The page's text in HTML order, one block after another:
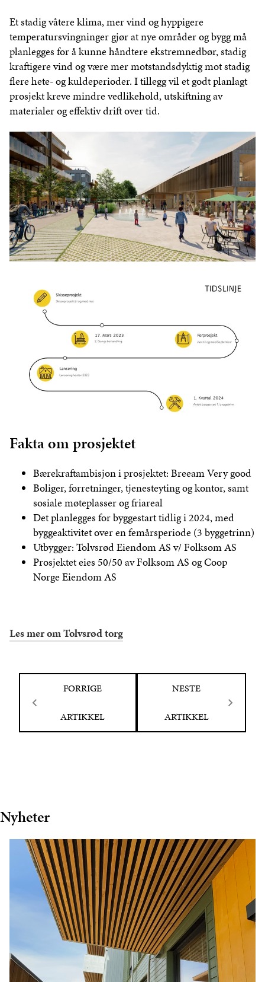
Et stadig våtere klima, mer vind og hyppigere
temperatursvingninger gjør at nye områder og bygg må
planlegges for å kunne håndtere ekstremnedbør, stadig
kraftigere vind og være mer motstandsdyktig mot stadig
flere hete- og kuldeperioder. I tillegg vil et godt planlagt
prosjekt kreve mindre vedlikehold, utskiftning av
materialer og effektiv drift over tid.
Fakta om prosjektet
Bærekraftambisjon i prosjektet: Breeam Very good
Boliger, forretninger, tjenesteyting og kontor, samt
sosiale møteplasser og friareal
Det planlegges for byggestart tidlig i 2024, med
byggeaktivitet over en femårsperiode (3 byggetrinn)
Utbygger: Tolvsrød Eiendom AS v/ Folksom AS
Prosjektet eies 50/50 av Folksom AS og Coop
Norge Eiendom AS
Les mer om Tolvsrød torg
FORRIGE
ARTIKKEL
NESTE
ARTIKKEL
Nyheter